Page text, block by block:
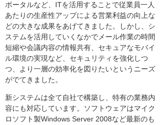
ポータルなど、ITを活用することで従業員一人
あたりの生産性アップによる営業利益の向上な
どの大きな成果をあげてきました。しかし、シ
ステムを活用していくなかでメール作業の時間
短縮や会議内容の情報共有、セキュアなモバイ
ル環境の実現など、セキュリティを強化しつ
つ、より一層の効率化を図りたいというニーズ
がでてきました。
新システムは全て自社で構築し、特有の業務内
容にも対応しています。ソフトウェアはマイク
ロソフト製Windows Server 2008など最新のも